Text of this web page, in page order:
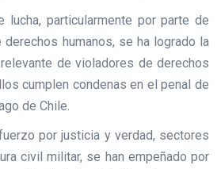
lucha, particularmente por parte de
derechos humanos, se ha logrado la
de violadores de derechos
cumplen condenas en el penal de
de Chile.
por justicia y verdad, sectores
civil militar, se han empeñado por